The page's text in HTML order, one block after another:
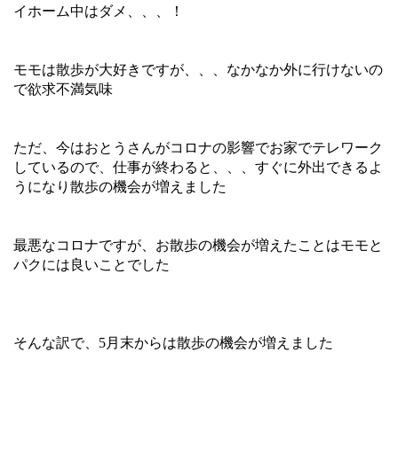
イホーム中はダメ、、、！
モモは散歩が大好きですが、、、なかなか外に行けないの
で欲求不満気味
ただ、今はおとうさんがコロナの影響でお家でテレワーク
しているので、仕事が終わると、、、すぐに外出できるよ
うになり散歩の機会が増えました
最悪なコロナですが、お散歩の機会が増えたことはモモと
パクには良いことでした
そんな訳で、5月末からは散歩の機会が増えました